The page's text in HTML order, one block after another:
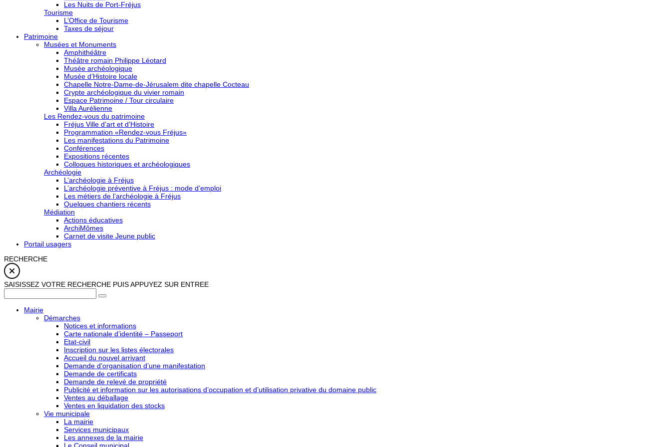
Les Nuits de Port-Fréjus
Tourisme
L’Office de Tourisme
Taxes de séjour
Patrimoine
Musées et Monuments
Amphithéâtre
Théâtre romain Philippe Léotard
Musée archéologique
Musée d’Histoire locale
Chapelle Notre-Dame-de-Jérusalem dite chapelle Cocteau
Crypte archéologique du vivier romain
Espace Patrimoine / Tour circulaire
Villa Aurélienne
Les Rendez-vous du patrimoine
Fréjus Ville d’art et d’Histoire
Programmation «Rendez-vous Fréjus»
Les manifestations du Patrimoine
Conférences
Expositions récentes
Colloques historiques et archéologiques
Archéologie
L’archéologie à Fréjus
L’archéologie préventive à Fréjus : mode d’emploi
Les métiers de l’archéologie à Fréjus
Quelques chantiers récents
Médiation
Actions éducatives
ArchiMômes
Carnet de visite Jeune public
Portail usagers
RECHERCHE
SAISISSEZ VOTRE RECHERCHE PUIS APPUYEZ SUR ENTREE
Mairie
Démarches
Notices et informations
Carte nationale d’identité – Passeport
Etat-civil
Inscription sur les listes électorales
Accueil du nouvel arrivant
Demande d’organisation d’une manifestation
Demande de certificats
Demande de relevé de propriété
Publicité et information sur les autorisations d’occupation et d’utilisation privative du domaine public
Ventes au déballage
Ventes en liquidation des stocks
Vie municipale
La mairie
Services municipaux
Les annexes de la mairie